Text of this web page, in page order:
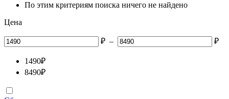
По этим критериям поиска ничего не найдено
Цена
₽ – ₽
1490₽
8490₽